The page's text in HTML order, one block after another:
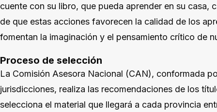
cuente con su libro, que pueda aprender en su casa,
de que estas acciones favorecen la calidad de los
fomentan la imaginación y el pensamiento crítico de
Proceso de selección
La Comisión Asesora Nacional (CAN), conformada
jurisdicciones, realiza las recomendaciones de los
selecciona el material que llegará a cada provincia